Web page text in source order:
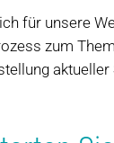
für unsere
zum